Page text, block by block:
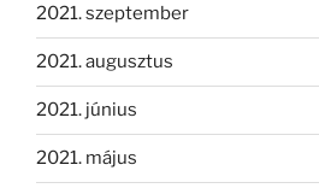
2021. szeptember
2021. augusztus
2021. június
2021. május